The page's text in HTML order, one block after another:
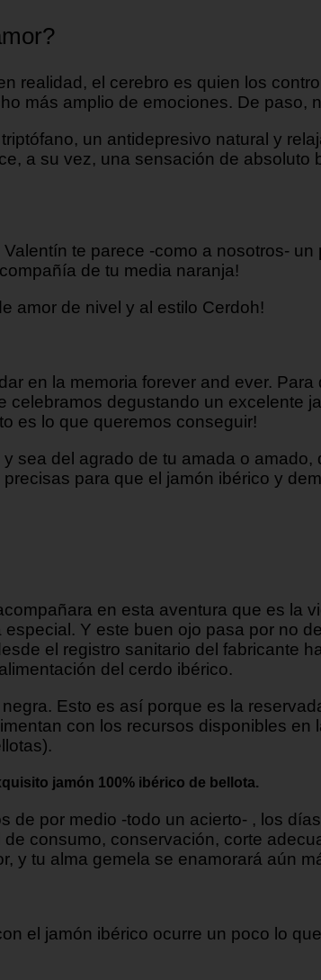
realidad, el cerebro es quien los
más amplio de emociones. De paso,
un antidepresivo natural y
a su vez, una sensación de absoluto
te parece -como a nosotros-
de tu media naranja!
amor de nivel y al estilo Cerdoh!
en la memoria forever and ever.
degustando un excelente
es lo que queremos conseguir!
sea del agrado de tu amada o
para que el jamón ibérico y
en esta aventura que es la
Y este buen ojo pasa por no
el registro sanitario del fabricante
del cerdo ibérico.
Esto es así porque es la
con los recursos disponibles en
jamón 100% ibérico de bellota.
por medio -todo un acierto- , los
consumo, conservación, corte
y tu alma gemela se enamorará aún
el jamón ibérico ocurre un poco lo